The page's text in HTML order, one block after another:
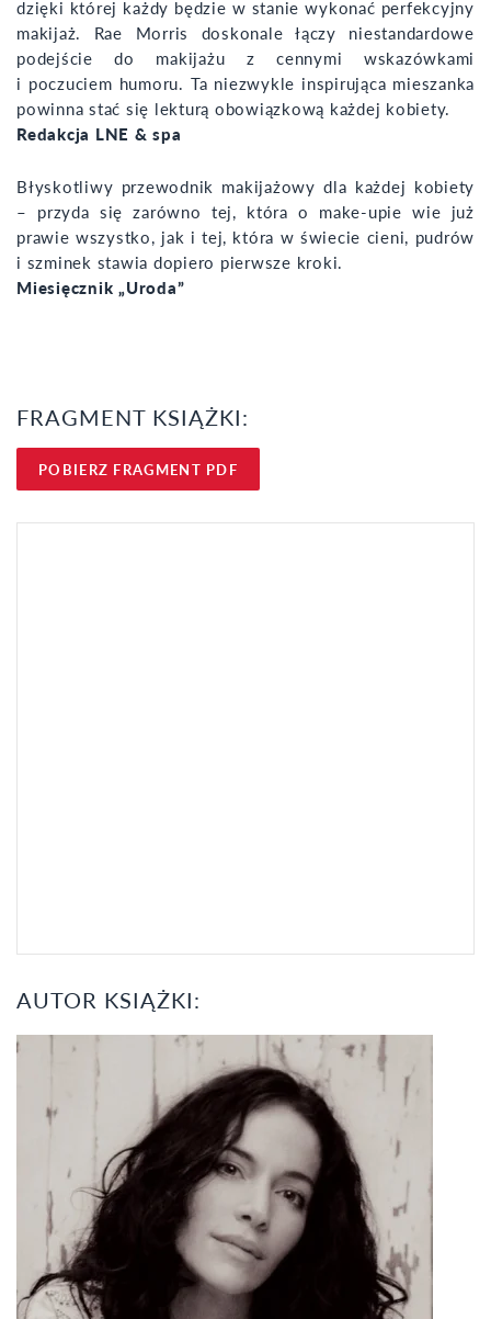
dzięki której każdy będzie w stanie wykonać perfekcyjny
makijaż. Rae Morris doskonale łączy niestandardowe
podejście do makijażu z cennymi wskazówkami
i poczuciem humoru. Ta niezwykle inspirująca mieszanka
powinna stać się lekturą obowiązkową każdej kobiety.
Redakcja LNE & spa
Błyskotliwy przewodnik makijażowy dla każdej kobiety
– przyda się zarówno tej, która o make-upie wie już
prawie wszystko, jak i tej, która w świecie cieni, pudrów
i szminek stawia dopiero pierwsze kroki.
Miesięcznik „Uroda”
FRAGMENT KSIĄŻKI:
POBIERZ FRAGMENT PDF
AUTOR KSIĄŻKI: